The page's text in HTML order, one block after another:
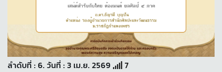
ลำดับที่ : 6. วันที่ : 3 เม.ย. 2569
7